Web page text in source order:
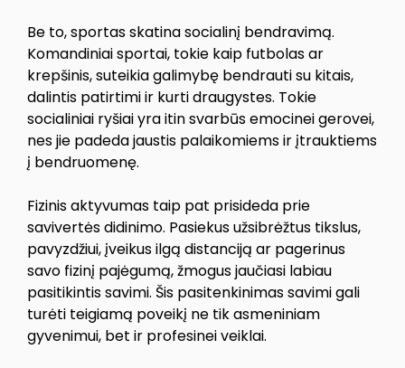
Be to, sportas skatina socialinį bendravimą.
Komandiniai sportai, tokie kaip futbolas ar
krepšinis, suteikia galimybę bendrauti su kitais,
dalintis patirtimi ir kurti draugystes. Tokie
socialiniai ryšiai yra itin svarbūs emocinei gerovei,
nes jie padeda jaustis palaikomiems ir įtrauktiems
į bendruomenę.
Fizinis aktyvumas taip pat prisideda prie
savivertės didinimo. Pasiekus užsibrėžtus tikslus,
pavyzdžiui, įveikus ilgą distanciją ar pagerinus
savo fizinį pajėgumą, žmogus jaučiasi labiau
pasitikintis savimi. Šis pasitenkinimas savimi gali
turėti teigiamą poveikį ne tik asmeniniam
gyvenimui, bet ir profesinei veiklai.